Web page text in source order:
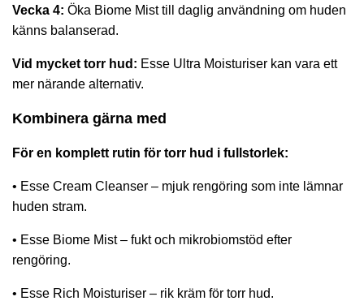
Vecka 4: Öka Biome Mist till daglig användning om huden
känns balanserad.
Vid mycket torr hud: Esse Ultra Moisturiser kan vara ett
mer närande alternativ.
Kombinera gärna med
För en komplett rutin för torr hud i fullstorlek:
• Esse Cream Cleanser – mjuk rengöring som inte lämnar
huden stram.
• Esse Biome Mist– fukt och mikrobiomstöd efter
rengöring.
• Esse Rich Moisturiser – rik kräm för torr hud.